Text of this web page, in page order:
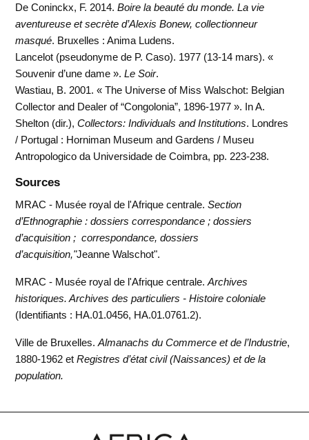
De Coninckx, F. 2014.Boire la beauté du monde. La vie
aventureuse et secrète d’Alexis Bonew, collectionneur
masqué. Bruxelles : Anima Ludens.
Lancelot (pseudonyme de P. Caso). 1977 (13-14 mars). «
Souvenir d’une dame ».Le Soir.
Wastiau, B. 2001. « The Universe of Miss Walschot: Belgian
Collector and Dealer of “Congolonia”, 1896-1977 ». In A.
Shelton (dir.),Collectors: Individuals and Institutions. Londres
/ Portugal : Horniman Museum and Gardens / Museu
Antropologico da Universidade de Coimbra, pp. 223-238.
Sources
MRAC - Musée royal de l'Afrique centrale.Section
d’Ethnographie : dossiers correspondance ; dossiers
d’acquisition ; correspondance, dossiers
d’acquisition,"Jeanne Walschot".
MRAC - Musée royal de l'Afrique centrale.Archives
historiques. Archives des particuliers - Histoire coloniale
(Identifiants : HA.01.0456, HA.01.0761.2).
Ville de Bruxelles.Almanachs du Commerce et de l’Industrie,
1880-1962 etRegistres d’état civil (Naissances) et de la
population.